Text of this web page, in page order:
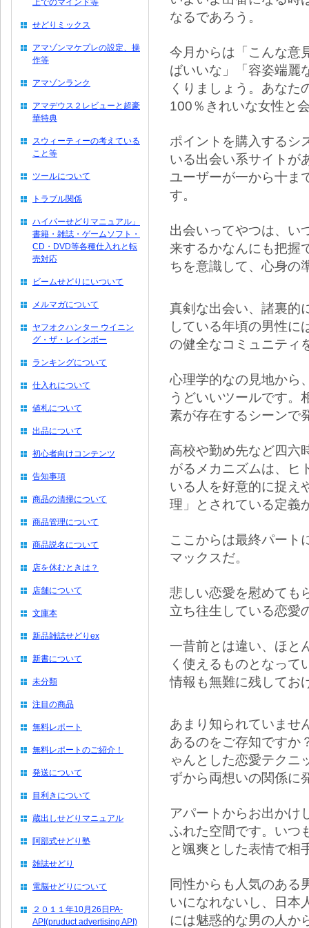
なるであろう。
今月からは「こんな意
ばいいな」「容姿端麗
くりましょう。あなた
100％きれいな女性と
ポイントを購入するシ
いる出会い系サイトが
ユーザーが一から十ま
す。
出会いってやつは、い
来するかなんにも把握
ちを意識して、心身の
真剣な出会い、諸裏的
している年頃の男性に
の健全なコミュニティ
心理学的なの見地から
うどいいツールです。
素が存在するシーンで
高校や勤め先など四六
がるメカニズムは、ヒ
いる人を好意的に捉え
理」とされている定義
ここからは最終パート
マックスだ。
悲しい恋愛を慰めても
立ち往生している恋愛
一昔前とは違い、ほと
く使えるものとなって
情報も無難に残してお
あまり知られていませ
あるのをご存知ですか
ゃんとした恋愛テクニ
ずから両想いの関係に
アパートからお出かけ
ふれた空間です。いつ
と颯爽とした表情で相
同性からも人気のある
いになれないし、日本
には魅惑的な男の人か
上でのマインド等
せどりミックス
アマゾンマケプレの設定、操
作等
アマゾンランク
アマデウス２レビューと超豪
華特典
スウィーティーの考えている
こと等
ツールについて
トラブル関係
ハイパーせどりマニュアル」
書籍・雑誌・ゲームソフト・
CD・DVD等各種仕入れと転
売対応
ビームせどりにいついて
メルマガについて
ヤフオクハンター ウイニン
グ・ザ・レインボー
ランキングについて
仕入れについて
値札について
出品について
初心者向けコンテンツ
告知事項
商品の清掃について
商品管理について
商品説名について
店を休むときは？
店舗について
文庫本
新品雑誌せどりex
新書について
未分類
注目の商品
無料レポート
無料レポートのご紹介！
発送について
目利きについて
蔵出しせどりマニュアル
阿部式せどり塾
雑誌せどり
電脳せどりについて
２０１１年10月26日PA-
API(pruduct advertising API)